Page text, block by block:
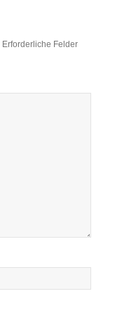
Erforderliche Felder